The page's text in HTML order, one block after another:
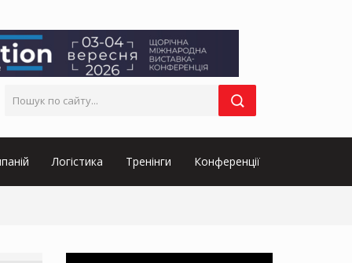
Логістика Тренінги Конференції